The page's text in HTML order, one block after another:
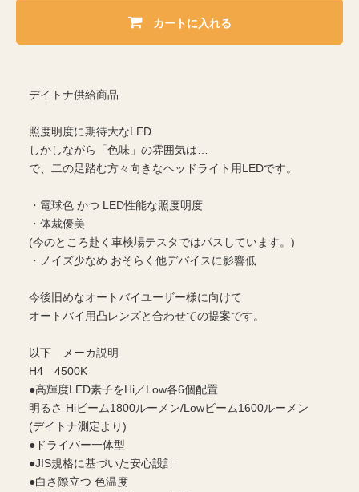
カートに入れる
デイトナ供給商品
照度明度に期待大なLED
しかしながら「色味」の雰囲気は…
で、二の足踏む方々向きなヘッドライト用LEDです。
・電球色 かつ LED性能な照度明度
・体裁優美
(今のところ赴く車検場テスタではパスしています。)
・ノイズ少なめ おそらく他デバイスに影響低
今後旧めなオートバイユーザー様に向けて
オートバイ用凸レンズと合わせての提案です。
以下 メーカ説明
H4 4500K
●高輝度LED素子をHi／Low各6個配置
明るさ Hiビーム1800ルーメン/Lowビーム1600ルーメン
(デイトナ測定より)
●ドライバー一体型
●JIS規格に基づいた安心設計
●白さ際立つ 色温度